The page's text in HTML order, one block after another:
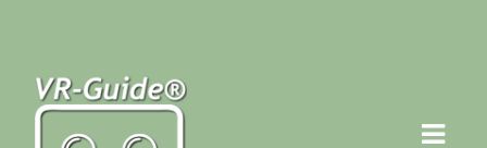
content